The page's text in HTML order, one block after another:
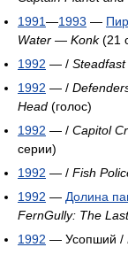
1991—1993 —
Water — Konk(21
1992 — /
1992 — /
Head (голос)
1992 — / Capitol
серии)
1992 — / Fish
1992 — Долина
FernGully: The
1992 — Усопший /